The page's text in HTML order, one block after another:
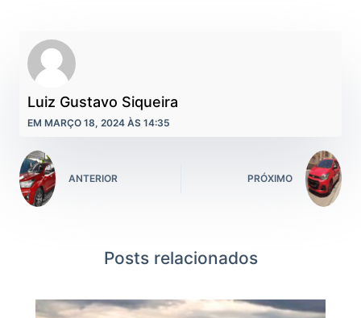
Luiz Gustavo Siqueira
EM MARÇO 18, 2024 ÀS 14:35
ANTERIOR PRÓXIMO
Posts relacionados